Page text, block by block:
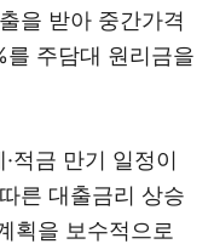
을 받아 중간가격
주담대 원리금을
적금 만기 일정이
른 대출금리 상승
획을 보수적으로